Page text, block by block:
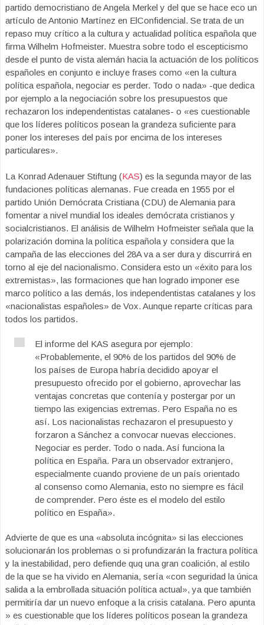
partido democristiano de Angela Merkel y del que se hace eco un
artículo de Antonio Martínez en ElConfidencial. Se trata de un
repaso muy crítico a la cultura y actualidad política española que
firma Wilhelm Hofmeister. Muestra sobre todo el escepticismo
desde el punto de vista alemán hacia la actuación de los políticos
españoles en conjunto e incluye frases como «en la cultura
política española, negociar es perder. Todo o nada» -que dedica
por ejemplo a la negociación sobre los presupuestos que
rechazaron los independentistas catalanes- o «es cuestionable
que los líderes políticos posean la grandeza suficiente para
poner los intereses del país por encima de los intereses
particulares».
La Konrad Adenauer Stiftung (KAS) es la segunda mayor de las
fundaciones políticas alemanas. Fue creada en 1955 por el
partido Unión Demócrata Cristiana (CDU) de Alemania para
fomentar a nivel mundial los ideales demócrata cristianos y
socialcristianos. El análisis de Wilhelm Hofmeister señala que la
polarización domina la política española y considera que la
campaña de las elecciones del 28A va a ser dura y discurrirá en
torno al eje del nacionalismo. Considera esto un «éxito para los
extremistas», las formaciones que han logrado imponer ese
marco político a las demás, los independentistas catalanes y los
«nacionalistas españoles» de Vox. Aunque reparte críticas para
todos los partidos.
El informe del KAS asegura por ejemplo:
«Probablemente, el 90% de los partidos del 90% de
los países de Europa habría decidido apoyar el
presupuesto ofrecido por el gobierno, aprovechar las
ventajas concretas que contenía y postergar por un
tiempo las exigencias extremas. Pero España no es
así. Los nacionalistas rechazaron el presupuesto y
forzaron a Sánchez a convocar nuevas elecciones.
Negociar es perder. Todo o nada. Así funciona la
política en España. Para un observador extranjero,
especialmente cuando proviene de un país orientado
al consenso como Alemania, esto no siempre es fácil
de comprender. Pero éste es el modelo del estilo
político en España».
Advierte de que es una «absoluta incógnita» si las elecciones
solucionarán los problemas o si profundizarán la fractura política
y la inestabilidad, pero defiende quq una gran coalición, al estilo
de la que se ha vivido en Alemania, sería «con seguridad la única
salida a la embrollada situación política actual», ya que también
permitiría dar un nuevo enfoque a la crisis catalana. Pero apunta
» es cuestionable que los líderes políticos posean la grandeza